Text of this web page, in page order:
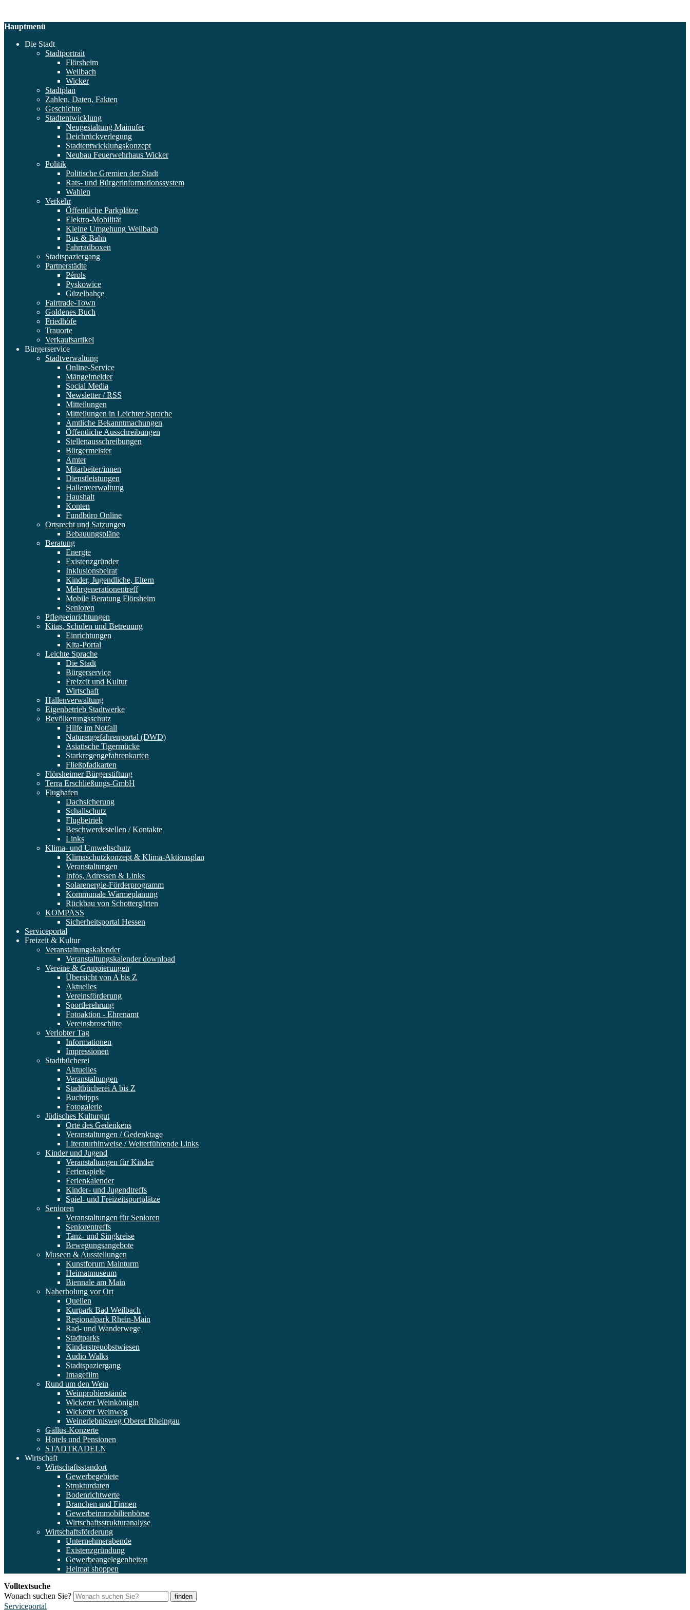
Hauptmenü
Die Stadt
Stadtportrait
Flörsheim
Weilbach
Wicker
Stadtplan
Zahlen, Daten, Fakten
Geschichte
Stadtentwicklung
Neugestaltung Mainufer
Deichrückverlegung
Stadtentwicklungskonzept
Neubau Feuerwehrhaus Wicker
Politik
Politische Gremien der Stadt
Rats- und Bürgerinformationssystem
Wahlen
Verkehr
Öffentliche Parkplätze
Elektro-Mobilität
Kleine Umgehung Weilbach
Bus & Bahn
Fahrradboxen
Stadtspaziergang
Partnerstädte
Pérols
Pyskowice
Güzelbahçe
Fairtrade-Town
Goldenes Buch
Friedhöfe
Trauorte
Verkaufsartikel
Bürgerservice
Stadtverwaltung
Online-Service
Mängelmelder
Social Media
Newsletter / RSS
Mitteilungen
Mitteilungen in Leichter Sprache
Amtliche Bekanntmachungen
Öffentliche Ausschreibungen
Stellenausschreibungen
Bürgermeister
Ämter
Mitarbeiter/innen
Dienstleistungen
Hallenverwaltung
Haushalt
Konten
Fundbüro Online
Ortsrecht und Satzungen
Bebauungspläne
Beratung
Energie
Existenzgründer
Inklusionsbeirat
Kinder, Jugendliche, Eltern
Mehrgenerationentreff
Mobile Beratung Flörsheim
Senioren
Pflegeeinrichtungen
Kitas, Schulen und Betreuung
Einrichtungen
Kita-Portal
Leichte Sprache
Die Stadt
Bürgerservice
Freizeit und Kultur
Wirtschaft
Hallenverwaltung
Eigenbetrieb Stadtwerke
Bevölkerungsschutz
Hilfe im Notfall
Naturengefahrenportal (DWD)
Asiatische Tigermücke
Starkregengefahrenkarten
Fließpfadkarten
Flörsheimer Bürgerstiftung
Terra Erschließungs-GmbH
Flughafen
Dachsicherung
Schallschutz
Flugbetrieb
Beschwerdestellen / Kontakte
Links
Klima- und Umweltschutz
Klimaschutzkonzept & Klima-Aktionsplan
Veranstaltungen
Infos, Adressen & Links
Solarenergie-Förderprogramm
Kommunale Wärmeplanung
Rückbau von Schottergärten
KOMPASS
Sicherheitsportal Hessen
Serviceportal
Freizeit & Kultur
Veranstaltungskalender
Veranstaltungskalender download
Vereine & Gruppierungen
Übersicht von A bis Z
Aktuelles
Vereinsförderung
Sportlerehrung
Fotoaktion - Ehrenamt
Vereinsbroschüre
Verlobter Tag
Informationen
Impressionen
Stadtbücherei
Aktuelles
Veranstaltungen
Stadtbücherei A bis Z
Buchtipps
Fotogalerie
Jüdisches Kulturgut
Orte des Gedenkens
Veranstaltungen / Gedenktage
Literaturhinweise / Weiterführende Links
Kinder und Jugend
Veranstaltungen für Kinder
Ferienspiele
Ferienkalender
Kinder- und Jugendtreffs
Spiel- und Freizeitsportplätze
Senioren
Veranstaltungen für Senioren
Seniorentreffs
Tanz- und Singkreise
Bewegungsangebote
Museen & Ausstellungen
Kunstforum Mainturm
Heimatmuseum
Biennale am Main
Naherholung vor Ort
Quellen
Kurpark Bad Weilbach
Regionalpark Rhein-Main
Rad- und Wanderwege
Stadtparks
Kinderstreuobstwiesen
Audio Walks
Stadtspaziergang
Imagefilm
Rund um den Wein
Weinprobierstände
Wickerer Weinkönigin
Wickerer Weinweg
Weinerlebnisweg Oberer Rheingau
Gallus-Konzerte
Hotels und Pensionen
STADTRADELN
Wirtschaft
Wirtschaftsstandort
Gewerbegebiete
Strukturdaten
Bodenrichtwerte
Branchen und Firmen
Gewerbeimmobilienbörse
Wirtschaftsstrukturanalyse
Wirtschaftsförderung
Unternehmerabende
Existenzgründung
Gewerbeangelegenheiten
Heimat shoppen
Volltextsuche
Wonach suchen Sie?
finden
Serviceportal